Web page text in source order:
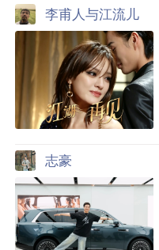
李甫人与江流儿
志豪